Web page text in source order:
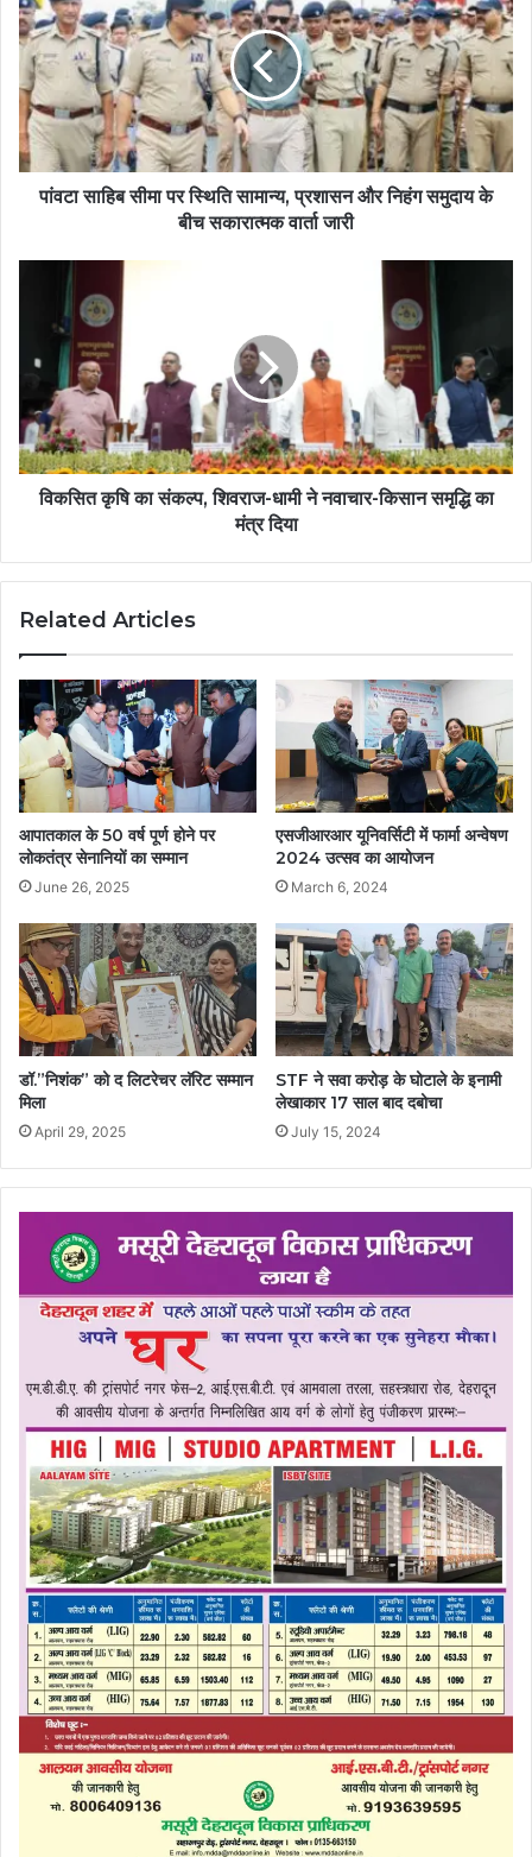
पांवटा साहिब सीमा पर स्थिति सामान्य, प्रशासन और निहंग समुदाय के
बीच सकारात्मक वार्ता जारी
विकसित कृषि का संकल्प, शिवराज-धामी ने नवाचार-किसान समृद्धि का
मंत्र दिया
Related Articles
आपातकाल के 50 वर्ष पूर्ण होने पर
लोकतंत्र सेनानियों का सम्मान
June 26, 2025
एसजीआरआर यूनिवर्सिटी में फार्मा अन्वेषण
2024 उत्सव का आयोजन
March 6, 2024
डॉ.”निशंक” को द लिटरेचर लॅरिट सम्मान
मिला
April 29, 2025
STF ने सवा करोड़ के घोटाले के इनामी
लेखाकार 17 साल बाद दबोचा
July 15, 2024